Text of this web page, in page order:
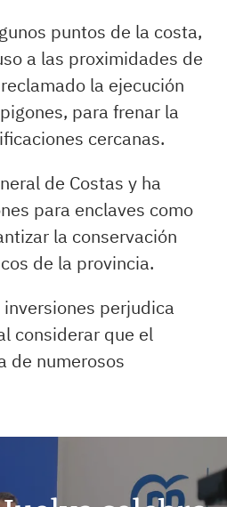
puntos de la costa,
a las proximidades de
la ejecución
para frenar la
cercanas.
de Costas y ha
para enclaves como
la conservación
de la provincia.
perjudica
considerar que el
de numerosos